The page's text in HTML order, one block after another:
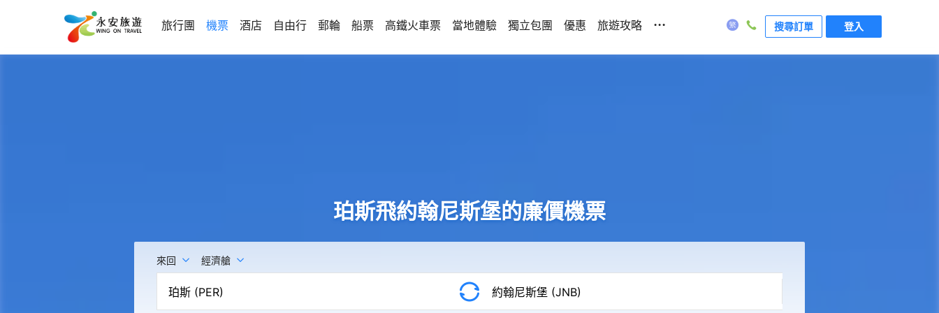
旅行團 機票 酒店 自由行 郵輪 船票 高鐵火車票 當地體驗 獨立包團 優惠 旅遊攻略 ... 搜尋訂單 登入
珀斯飛約翰尼斯堡的廉價機票
來回 經濟艙